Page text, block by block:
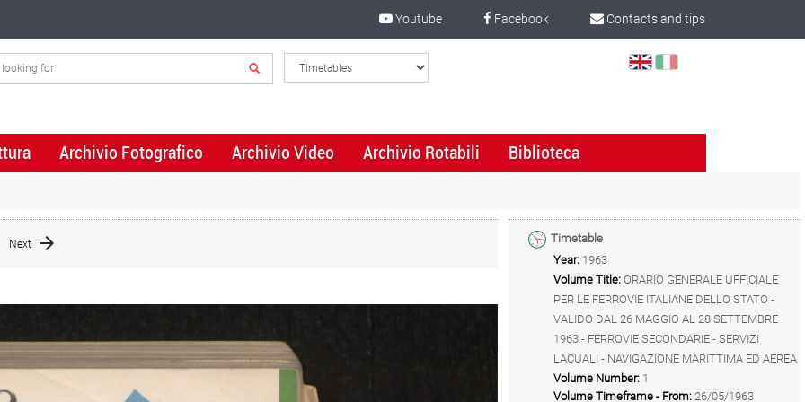
Contacts and tips
Facebook
Youtube
Select
Archivio Fotografico Archivio Video Archivio Rotabili Biblioteca
Next
Timetable
Year: 1963
Volume Title: ORARIO GENERALE UFFICIALE
PER LE FERROVIE ITALIANE DELLO STATO -
VALIDO DAL 26 MAGGIO AL 28 SETTEMBRE
1963 - FERROVIE SECONDARIE - SERVIZI
LACUALI - NAVIGAZIONE MARITTIMA ED AEREA
Volume Number: 1
Volume Timeframe - From: 26/05/1963